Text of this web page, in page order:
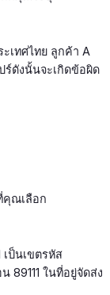
เทศไทย ลูกค้า A
ดังนั้นจะเกิดข้อผิด
คุณเลือก
ป็นเขตรหัส
89111 ในที่อยู่จัดส่ง